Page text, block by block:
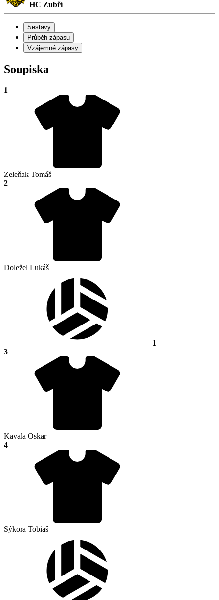
HC Zubří
Sestavy
Průběh zápasu
Vzájemné zápasy
Soupiska
1
Zeleňak Tomáš
2
Doležel Lukáš
1
3
Kavala Oskar
4
Sýkora Tobiáš